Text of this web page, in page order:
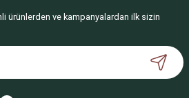
veya görüntülenemiyor.
bilgiler bulunuyor.
bulunuyor.
ürünlerden ve kampanyalardan ilk sizin